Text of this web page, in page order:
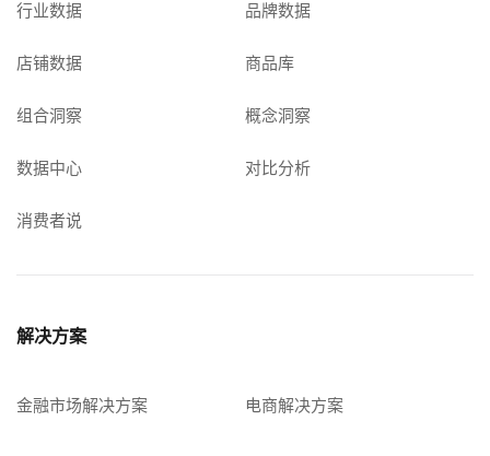
行业数据 品牌数据
店铺数据 商品库
组合洞察 概念洞察
数据中心 对比分析
消费者说
解决方案
金融市场解决方案 电商解决方案